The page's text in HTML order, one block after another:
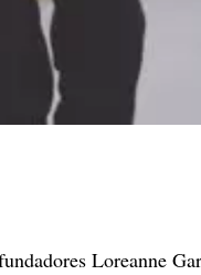
Loreanne